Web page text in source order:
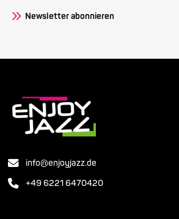
Newsletter abonnieren
info@enjoyjazz.de
+49 6221 6470420